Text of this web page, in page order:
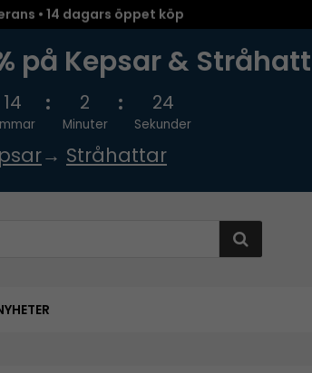
• 14 dagars öppet köp
på Kepsar &
14 2
Minuter
23
Sekunder
→ Stråhattar